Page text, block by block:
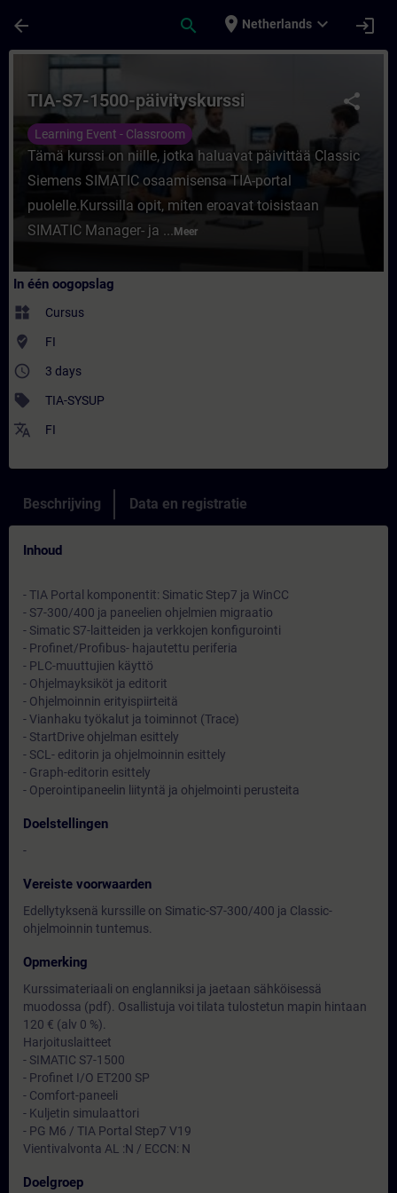
arrow_back search place Netherlands expand_more login
Cursus - TIA-S7-1500-päivityskurssi -
share
TIA-S7-1500-päivityskurssi
Learning Event - Classroom
Tämä kurssi on niille, jotka haluavat päivittää Classic
Siemens SIMATIC osaamisensa TIA-portal
puolelle.Kurssilla opit, miten eroavat toisistaan
SIMATIC Manager- ja ... Meer
In één oogopslag
widgets Cursus
where_to_vote FI
access_time 3 days
sell TIA-SYSUP
translate FI
Beschrijving Data en registratie
Inhoud
- TIA Portal komponentit: Simatic Step7 ja WinCC
- S7-300/400 ja paneelien ohjelmien migraatio
- Simatic S7-laitteiden ja verkkojen konfigurointi
- Profinet/Profibus- hajautettu periferia
- PLC-muuttujien käyttö
- Ohjelmayksiköt ja editorit
- Ohjelmoinnin erityispiirteitä
- Vianhaku työkalut ja toiminnot (Trace)
- StartDrive ohjelman esittely
- SCL- editorin ja ohjelmoinnin esittely
- Graph-editorin esittely
- Operointipaneelin liityntä ja ohjelmointi perusteita
Doelstellingen
-
Vereiste voorwaarden
Edellytyksenä kurssille on Simatic-S7-300/400 ja Classic-
ohjelmoinnin tuntemus.
Opmerking
Kurssimateriaali on englanniksi ja jaetaan sähköisessä
muodossa (pdf). Osallistuja voi tilata tulostetun mapin hintaan
120 € (alv 0 %).
Harjoituslaitteet
- SIMATIC S7-1500
- Profinet I/O ET200 SP
- Comfort-paneeli
- Kuljetin simulaattori
- PG M6 / TIA Portal Step7 V19
Vientivalvonta AL :N / ECCN: N
Doelgroep